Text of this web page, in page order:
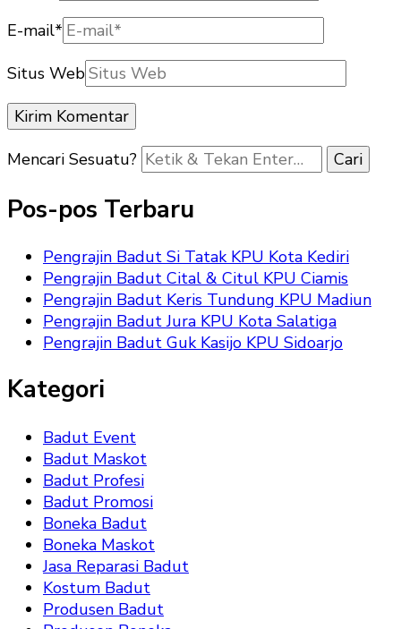
E-mail*
Situs Web
Mencari Sesuatu?
Pos-pos Terbaru
Pengrajin Badut Si Tatak KPU Kota Kediri
Pengrajin Badut Cital & Citul KPU Ciamis
Pengrajin Badut Keris Tundung KPU Madiun
Pengrajin Badut Jura KPU Kota Salatiga
Pengrajin Badut Guk Kasijo KPU Sidoarjo
Kategori
Badut Event
Badut Maskot
Badut Profesi
Badut Promosi
Boneka Badut
Boneka Maskot
Jasa Reparasi Badut
Kostum Badut
Produsen Badut